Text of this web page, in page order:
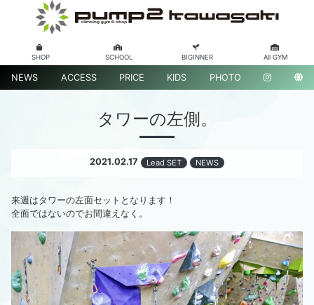
SHOP SCHOOL BIGINNER All GYM
NEWS ACCESS PRICE KIDS PHOTO
タワーの左側。
2021.02.17 Lead SET NEWS
来週はタワーの左面セットとなります！
全面ではないのでお間違えなく。